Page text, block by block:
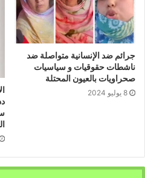
المغربي ، خصوصا أنها بدأت تأخذ
اعتقال في صفوفهم للانتقام
حرر بتاريخ 30 سبتمبر 2020
بالعيون المحتلة / الجمهورية
جرائم ضد الإنسانية متواصلة ضد
ناشطات حقوقيات و سياسيات
صحراويات بالعيون المحتلة
8 يوليو 2024